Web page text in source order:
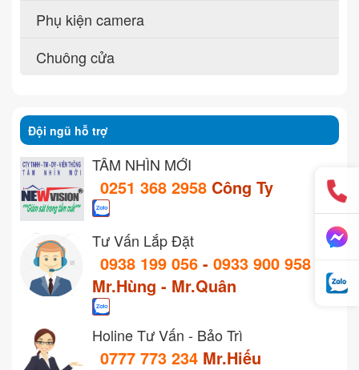
Phụ kiện camera
Chuông cửa
Đội ngũ hỗ trợ
TẦM NHÌN MỚI
0251 368 2958 Công Ty
Tư Vấn Lắp Đặt
0938 199 056 - 0933 900 958
Mr.Hùng - Mr.Quân
Holine Tư Vấn - Bảo Trì
0777 773 234 Mr.Hiếu